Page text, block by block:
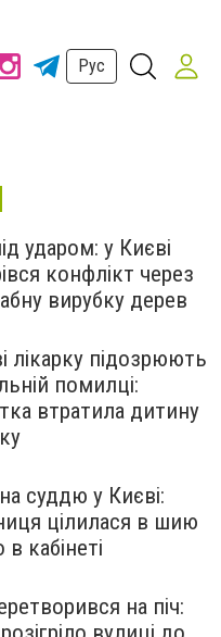
Рус
ударом: у Києві
конфлікт через
вирубку дерев
лікарку підозрюють
помилці:
втратила дитину
суддю у Києві:
цілилася в шию
кабінеті
на піч: